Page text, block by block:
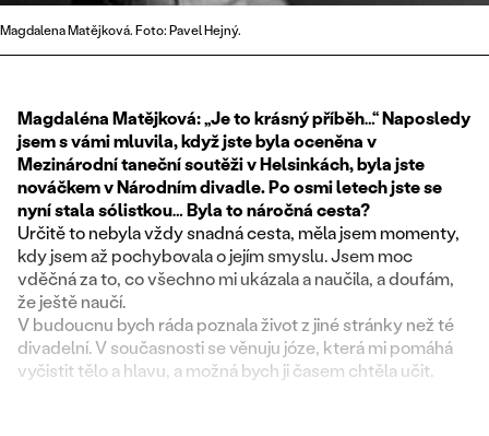
Magdalena Matějková. Foto: Pavel Hejný.
Magdaléna Matějková: „Je to krásný příběh…“Naposledy
jsem s vámi mluvila, když jste byla oceněna v
Mezinárodní taneční soutěži v Helsinkách, byla jste
nováčkem v Národním divadle. Po osmi letech jste se
nyní stala sólistkou… Byla to náročná cesta?
Určitě to nebyla vždy snadná cesta, měla jsem momenty,
kdy jsem až pochybovala o jejím smyslu. Jsem moc
vděčná za to, co všechno mi ukázala a naučila, a doufám,
že ještě naučí.
V budoucnu bych ráda poznala život z jiné stránky než té
divadelní. V současnosti se věnuju józe, která mi pomáhá
vyčistit tělo a hlavu, a možná bych ji časem chtěla učit.